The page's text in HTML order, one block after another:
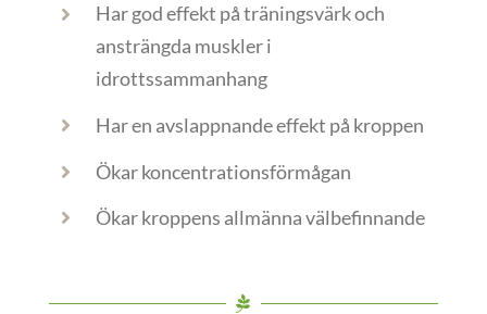
Har god effekt på träningsvärk och
ansträngda muskler i
idrottssammanhang
Har en avslappnande effekt på kroppen
Ökar koncentrationsförmågan
Ökar kroppens allmänna välbefinnande